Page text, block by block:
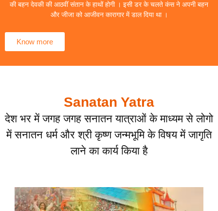
की बहन देवकी की आठवीं संतान के हाथों होगी । इसी डर के चलते कंस ने अपनी बहन
और जीजा को आजीवन कारागार में डाल दिया था ।
Know more
Sanatan Yatra
देश भर में जगह जगह सनातन यात्राओं के माध्यम से लोगो
में सनातन धर्म और श्री कृष्ण जन्मभूमि के विषय में जागृति
लाने का कार्य किया है